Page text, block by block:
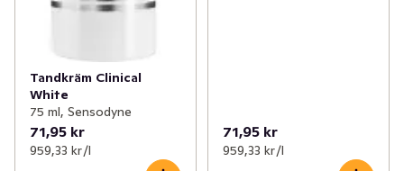
Tandkräm Clinical
White
75 ml, Sensodyne
71,95 kr
959,33 kr /l
71,95 kr
959,33 kr /l